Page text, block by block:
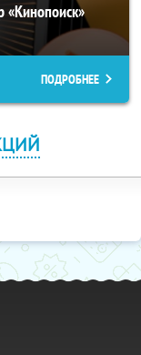
«Кинопоиск»
ПОДРОБНЕЕ